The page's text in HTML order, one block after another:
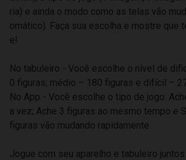
ria) e ainda o modo como as telas vão
omático). Faça sua escolha e mostre que
e!
No tabuleiro - Você escolhe o nível de
0 figuras; médio – 180 figuras e difícil –
No App - Você escolhe o tipo de jogo:
a vez; Ache 3 figuras ao mesmo tempo e
figuras vão mudando rapidamente
Jogue com seu aparelho e tabuleiro